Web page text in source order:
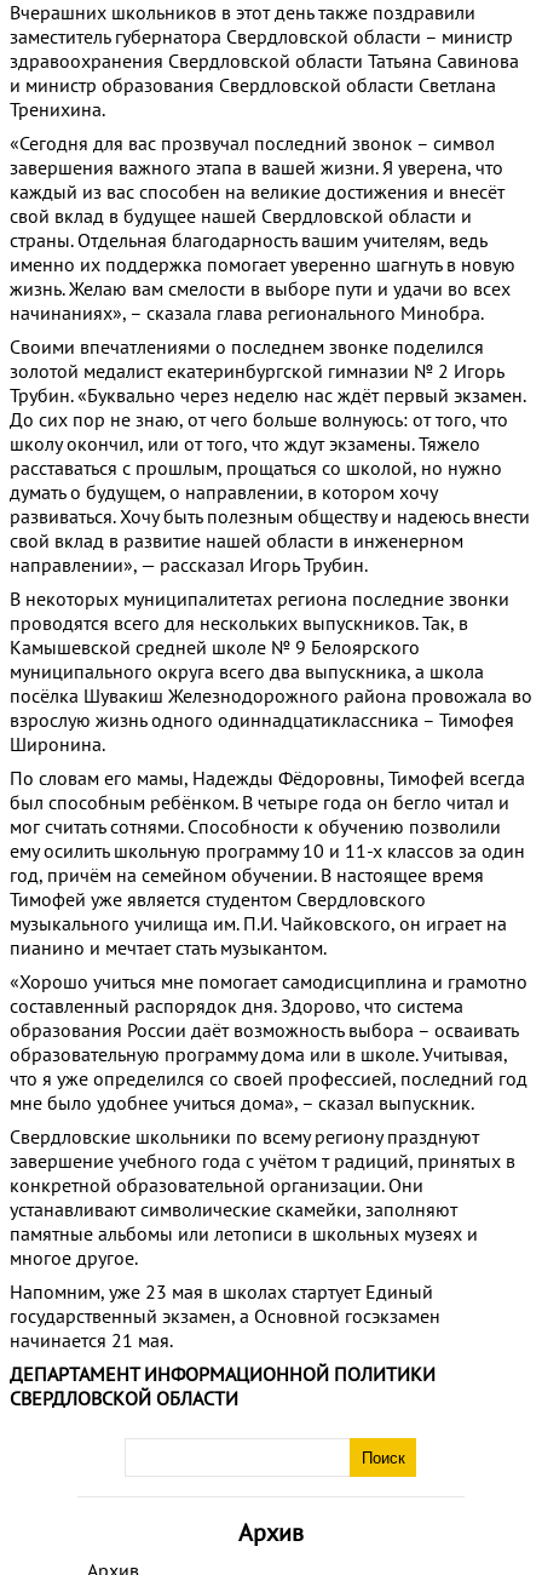
Архив
Архив
Вчерашних школьников в этот день также поздравили
заместитель губернатора Свердловской области – министр
здравоохранения Свердловской области Татьяна Савинова
и министр образования Свердловской области Светлана
Тренихина.
«Сегодня для вас прозвучал последний звонок – символ
завершения важного этапа в вашей жизни. Я уверена, что
каждый из вас способен на великие достижения и внесёт
свой вклад в будущее нашей Свердловской области и
страны. Отдельная благодарность вашим учителям, ведь
именно их поддержка помогает уверенно шагнуть в новую
жизнь. Желаю вам смелости в выборе пути и удачи во всех
начинаниях», – сказала глава регионального Минобра.
Своими впечатлениями о последнем звонке поделился
золотой медалист екатеринбургской гимназии № 2 Игорь
Трубин. «Буквально через неделю нас ждёт первый экзамен.
До сих пор не знаю, от чего больше волнуюсь: от того, что
школу окончил, или от того, что ждут экзамены. Тяжело
расставаться с прошлым, прощаться со школой, но нужно
думать о будущем, о направлении, в котором хочу
развиваться. Хочу быть полезным обществу и надеюсь внести
свой вклад в развитие нашей области в инженерном
направлении», — рассказал Игорь Трубин.
В некоторых муниципалитетах региона последние звонки
проводятся всего для нескольких выпускников. Так, в
Камышевской средней школе № 9 Белоярского
муниципального округа всего два выпускника, а школа
посёлка Шувакиш Железнодорожного района провожала во
взрослую жизнь одного одиннадцатиклассника – Тимофея
Широнина.
По словам его мамы, Надежды Фёдоровны, Тимофей всегда
был способным ребёнком. В четыре года он бегло читал и
мог считать сотнями. Способности к обучению позволили
ему осилить школьную программу 10 и 11-х классов за один
год, причём на семейном обучении. В настоящее время
Тимофей уже является студентом Свердловского
музыкального училища им. П.И. Чайковского, он играет на
пианино и мечтает стать музыкантом.
«Хорошо учиться мне помогает самодисциплина и грамотно
составленный распорядок дня. Здорово, что система
образования России даёт возможность выбора – осваивать
образовательную программу дома или в школе. Учитывая,
что я уже определился со своей профессией, последний год
мне было удобнее учиться дома», – сказал выпускник.
Свердловские школьники по всему региону празднуют
завершение учебного года с учётом т радиций, принятых в
конкретной образовательной организации. Они
устанавливают символические скамейки, заполняют
памятные альбомы или летописи в школьных музеях и
многое другое.
Напомним, уже 23 мая в школах стартует Единый
государственный экзамен, а Основной госэкзамен
начинается 21 мая.
ДЕПАРТАМЕНТ ИНФОРМАЦИОННОЙ ПОЛИТИКИ
СВЕРДЛОВСКОЙ ОБЛАСТИ